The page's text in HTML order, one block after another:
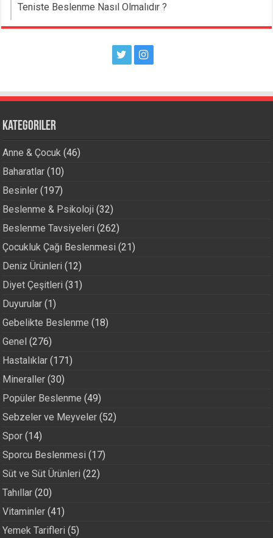
Teniste Beslenme Nasıl Olmalıdır ?
Kategoriler
Anne & Çocuk (46)
Baharatlar (10)
Besinler (197)
Beslenme & Psikoloji (32)
Beslenme Tavsiyeleri (262)
Çocukluk Çağı Beslenmesi (21)
Deniz Ürünleri (12)
Diyet Çeşitleri (31)
Duyurular (1)
Gebelikte Beslenme (18)
Genel (276)
Hastalıklar (171)
Mineraller (30)
Popüler Beslenme (49)
Sebzeler ve Meyveler (52)
Spor (14)
Sporcu Beslenmesi (17)
Süt ve Süt Ürünleri (22)
Tahıllar (20)
Vitaminler (41)
Yemek Tarifleri (5)